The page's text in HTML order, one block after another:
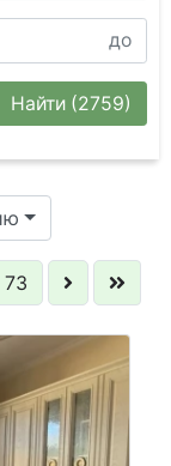
Найти (2759)
73